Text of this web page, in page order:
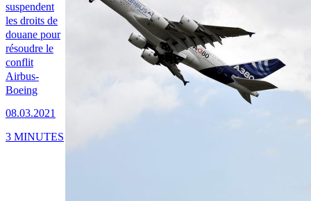
suspendent
les droits de
douane pour
résoudre le
conflit
Airbus-
Boeing
08.03.2021
3 MINUTES